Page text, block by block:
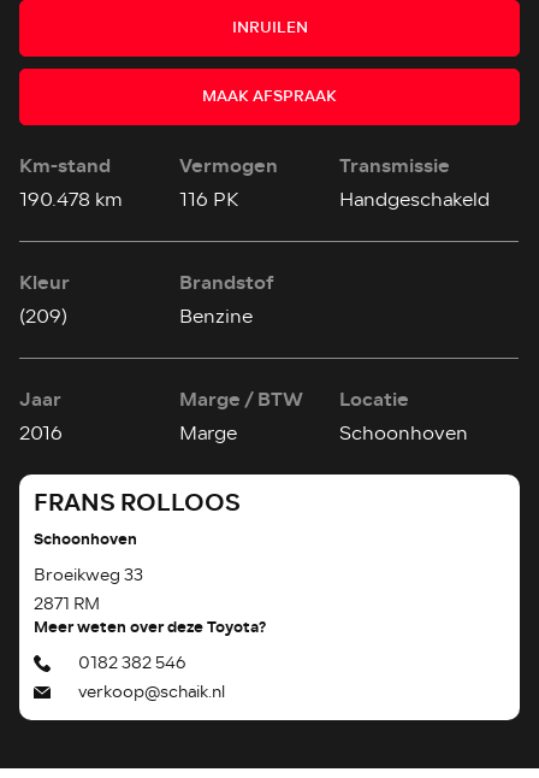
INRUILEN
MAAK AFSPRAAK
Km-stand
190.478 km
Vermogen
116 PK
Transmissie
Handgeschakeld
Kleur
(209)
Brandstof
Benzine
Jaar
2016
Marge / BTW
Marge
Locatie
Schoonhoven
FRANS ROLLOOS
Schoonhoven
Broeikweg 33
2871 RM
Meer weten over deze Toyota?
0182 382 546
verkoop@schaik.nl